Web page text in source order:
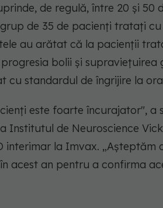
de regulă, între 20 și 50
de 35 de pacienți tratați
au arătat că la pacienții
bolii și supraviețuirea
standardul de îngrijire la
este foarte încurajator", a
Institutul de Neuroscience
interimar la Imvax. „Așteptăm
acest an pentru a confirma